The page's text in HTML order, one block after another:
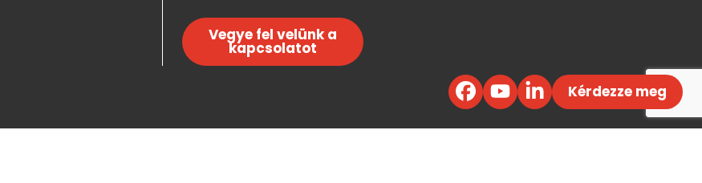
Kérdezze meg
Vegye fel velünk a
kapcsolatot